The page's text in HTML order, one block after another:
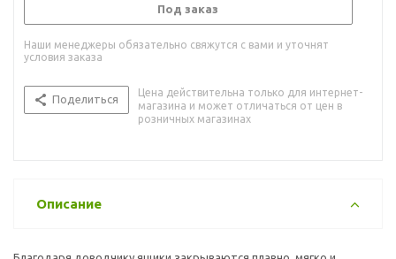
Под заказ
Наши менеджеры обязательно свяжутся с вами и уточнят
условия заказа
Поделиться
Цена действительна только для интернет-
магазина и может отличаться от цен в
розничных магазинах
Описание